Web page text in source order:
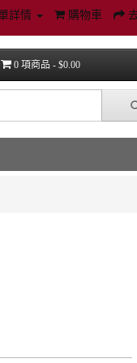
詳情 購物車
0 項商品 - $0.00